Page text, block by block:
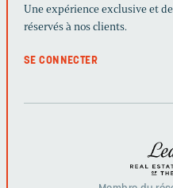
Une expérience exclusive et
réservés à nos clients.
SE CONNECTER